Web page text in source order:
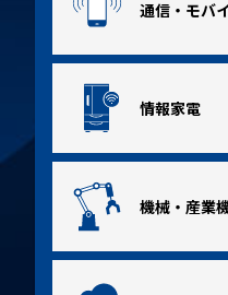
通信・モバ
情報家電
機械・産業